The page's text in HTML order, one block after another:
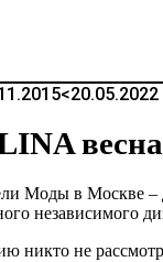
<20.05.2022
Моды в Москве –
независимого
никто не